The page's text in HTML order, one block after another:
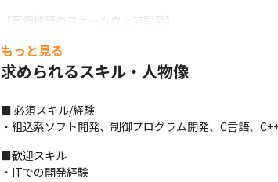
【医療機器のファームウェア開発】
LCDへの画面表示、UART、I2C、SPIでの周辺機器制
います。
【IoT新製品開発】
スマートベンチ（公園にあるベンチに通信機能や液晶
ラズベリーパイを用いた試作品のコーディング、製品
開発構想から設計環境の構築、試作品完成まで製品の開
もっと見る
求められるスキル・人物像
■ 必須スキル/経験
・組込系ソフト開発、制御プログラム開発、C言語、
■歓迎スキル
・ITでの開発経験